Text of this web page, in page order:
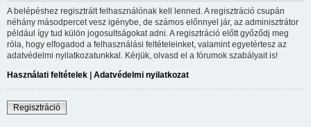
A belépéshez regisztrált felhasználónak kell lenned. A regisztráció csupán
néhány másodpercet vesz igénybe, de számos előnnyel jár, az adminisztrátor
például így tud külön jogosultságokat adni. A regisztráció előtt győződj meg
róla, hogy elfogadod a felhasználási feltételeinket, valamint egyetértesz az
adatvédelmi nyilatkozatunkkal. Kérjük, olvasd el a fórumok szabályait is!
Használati feltételek | Adatvédelmi nyilatkozat
Regisztráció